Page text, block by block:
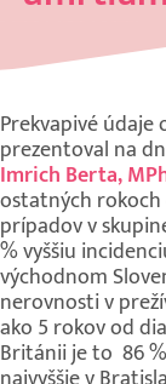
Prekvapivé údaje
prezentoval na
Imrich Berta,
ostatných rokoch
prípadov v
% vyššiu
východnom
nerovnosti v
ako 5 rokov od
Británii je to 86